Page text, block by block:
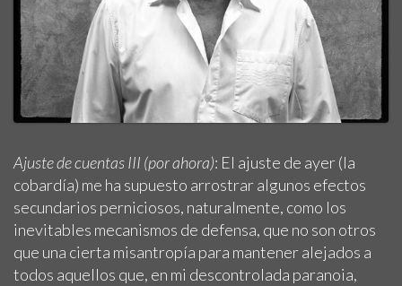
Ajuste de cuentas III (por ahora): El ajuste de ayer (la
cobardía) me ha supuesto arrostrar algunos efectos
secundarios perniciosos, naturalmente, como los
inevitables mecanismos de defensa, que no son otros
que una cierta misantropía para mantener alejados a
todos aquellos que, en mi descontrolada paranoia,